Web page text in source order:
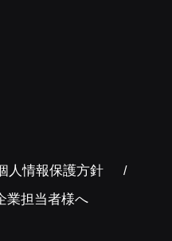
人情報保護方針
業担当者様へ